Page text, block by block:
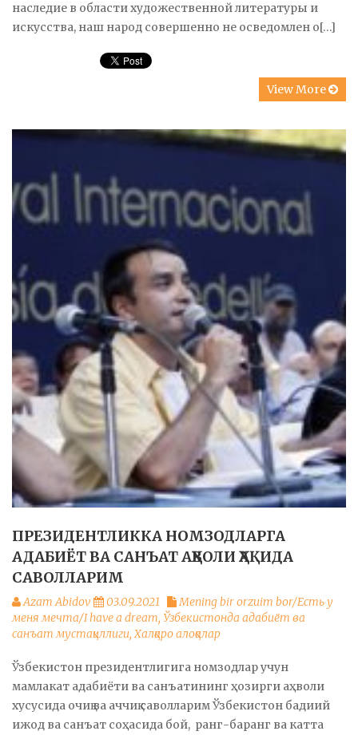
наследие в области художественной литературы и
искусства, наш народ совершенно не осведомлен о[…]
View More
ПРЕЗИДЕНТЛИККА НОМЗОДЛАРГА
АДАБИЁТ ВА САНЪАТ АҲВОЛИ ҲАҚИДА
САВОЛЛАРИМ
Azam Abidov 03.09.2021
Mening bir orzuim bor/Есть у
меня мечта/I have a dream, Ўзбекистонда адабиёт ва
санъат мустақиллиги,Халқаро алоқалар
Ўзбекистон президентлигига номзодлар учун
мамлакат адабиёти ва санъатининг ҳозирги аҳволи
хусусида очиқ ва аччиқ саволларим Ўзбекистон бадиий
ижод ва санъат соҳасида бой, ранг-баранг ва катта